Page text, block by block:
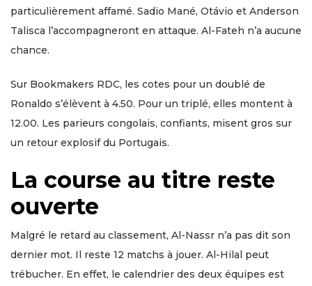
particulièrement affamé. Sadio Mané, Otávio et Anderson
Talisca l’accompagneront en attaque. Al-Fateh n’a aucune
chance.
Sur Bookmakers RDC, les cotes pour un doublé de
Ronaldo s’élèvent à 4.50. Pour un triplé, elles montent à
12.00. Les parieurs congolais, confiants, misent gros sur
un retour explosif du Portugais.
La course au titre reste
ouverte
Malgré le retard au classement, Al-Nassr n’a pas dit son
dernier mot. Il reste 12 matchs à jouer. Al-Hilal peut
trébucher. En effet, le calendrier des deux équipes est